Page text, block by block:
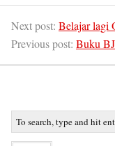
Next post: Belajar lagi
Previous post: Buku